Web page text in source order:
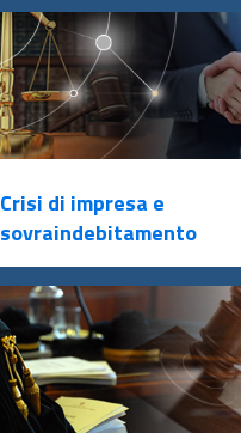
Crisi di impresa e
sovraindebitamento